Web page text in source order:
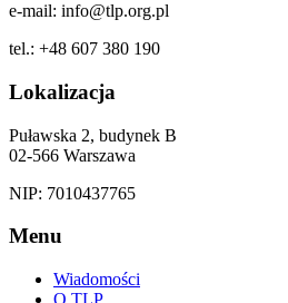
e-mail: info@tlp.org.pl
tel.: +48 607 380 190
Lokalizacja
Puławska 2, budynek B
02-566 Warszawa
NIP: 7010437765
Menu
Wiadomości
O TLP